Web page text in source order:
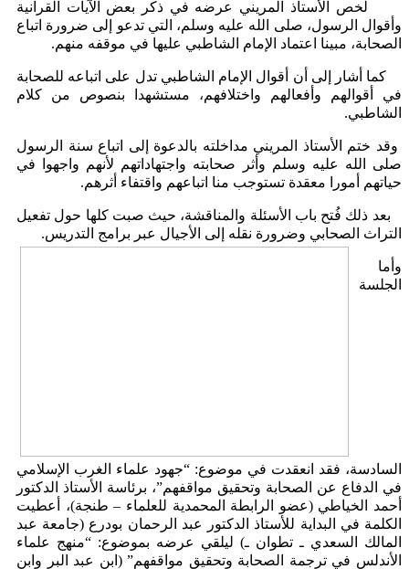
لخص الأستاذ المريني عرضه في ذكر بعض الآيات القرآنية
وأقوال الرسول، صلى الله عليه وسلم، التي تدعو إلى ضرورة اتباع
الصحابة، مبينا اعتماد الإمام الشاطبي عليها في موقفه منهم.
كما أشار إلى أن أقوال الإمام الشاطبي تدل على اتباعه للصحابة
في أقوالهم وأفعالهم واختلافهم، مستشهدا بنصوص من كلام
الشاطبي.
وقد ختم الأستاذ المريني مداخلته بالدعوة إلى اتباع سنة الرسول
صلى الله عليه وسلم وأثر صحابته واجتهاداتهم لأنهم واجهوا في
حياتهم أمورا معقدة تستوجب منا اتباعهم واقتفاء أثرهم.
بعد ذلك فُتح باب الأسئلة والمناقشة، حيث صبت كلها حول تفعيل
التراث الصحابي وضرورة نقله إلى الأجيال عبر برامج التدريس.
وأما
الجلسة
السادسة، فقد انعقدت في موضوع: “جهود علماء الغرب الإسلامي
في الدفاع عن الصحابة وتحقيق مواقفهم”، برئاسة الأستاذ الدكتور
أحمد الخياطي (عضو الرابطة المحمدية للعلماء – طنجة)، أعطيت
الكلمة في البداية للأستاذ الدكتور عبد الرحمان بودرع (جامعة عبد
المالك السعدي ـ تطوان ـ) ليلقي عرضه بموضوع: “منهج علماء
الأندلس في ترجمة الصحابة وتحقيق مواقفهم” (ابن عبد البر وابن